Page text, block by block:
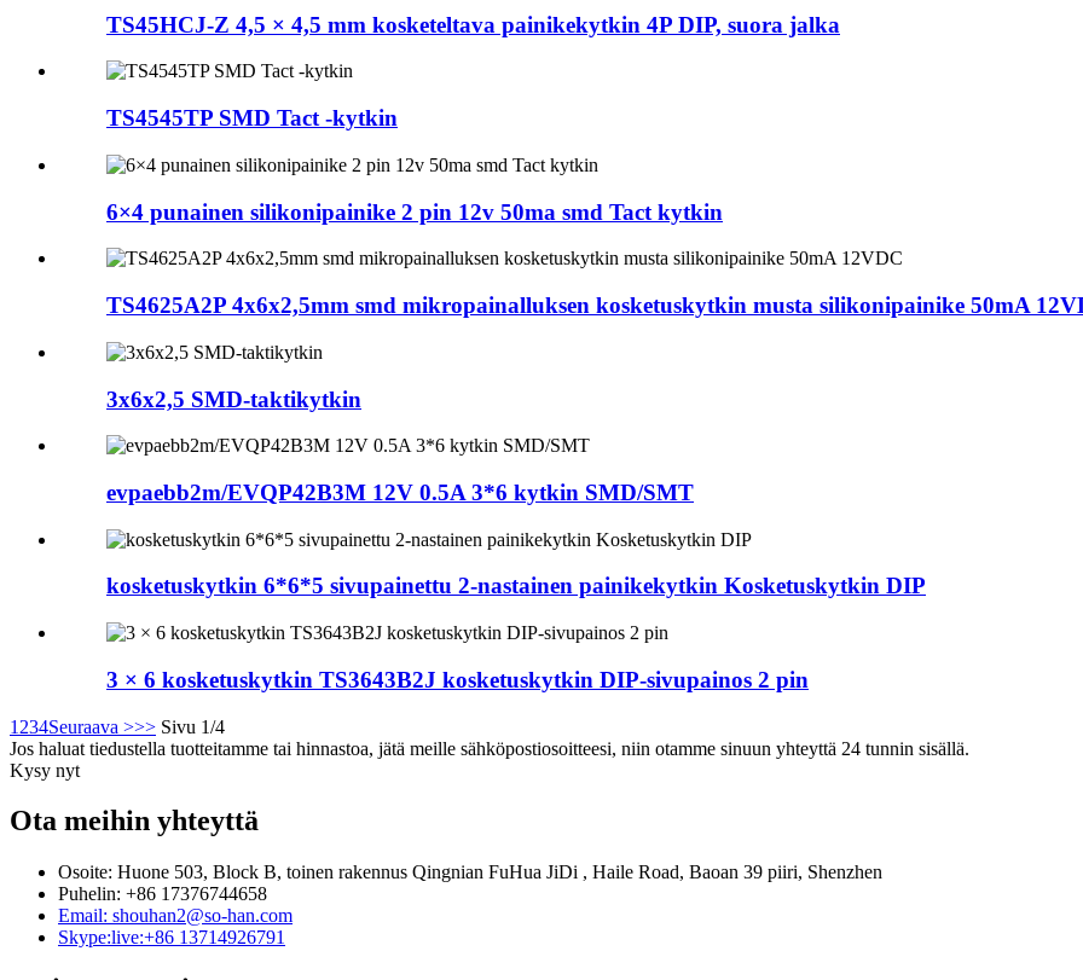
TS45HCJ-Z 4,5 × 4,5 mm kosketeltava painikekytkin 4P DIP, suora jalka
TS4545TP SMD Tact -kytkin
6×4 punainen silikonipainike 2 pin 12v 50ma smd Tact kytkin
TS4625A2P 4x6x2,5mm smd mikropainalluksen kosketuskytkin musta silikonipainike 50mA
3x6x2,5 SMD-taktikytkin
evpaebb2m/EVQP42B3M 12V 0.5A 3*6 kytkin SMD/SMT
kosketuskytkin 6*6*5 sivupainettu 2-nastainen painikekytkin Kosketuskytkin DIP
3 × 6 kosketuskytkin TS3643B2J kosketuskytkin DIP-sivupainos 2 pin
1 234Seuraava >>> Sivu 1/4
Jos haluat tiedustella tuotteitamme tai hinnastoa, jätä meille sähköpostiosoitteesi, niin otamme sinuun yhteyttä 24 tunnin sisällä.
Kysy nyt
Ota meihin yhteyttä
Osoite: Huone 503, Block B, toinen rakennus Qingnian FuHua JiDi , Haile Road, Baoan 39 piiri, Shenzhen
Puhelin: +86 17376744658
Email: shouhan2@so-han.com
Skype:live:+86 13714926791